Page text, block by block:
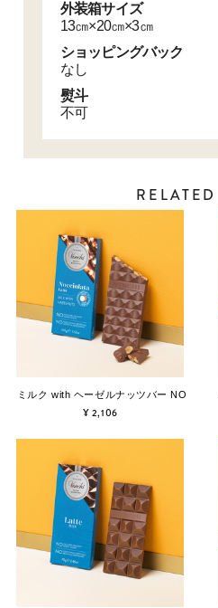
外装箱サイズ
13㎝×20㎝×3㎝
ショッピングバック
なし
熨斗
不可
ミルク with ヘーゼルナッツバー NO
¥ 2,106